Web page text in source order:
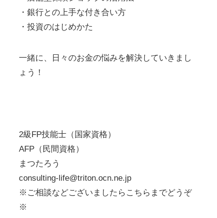
・銀行との上手な付き合い方
・投資のはじめかた
一緒に、日々のお金の悩みを解決していきまし
ょう！
2級FP技能士（国家資格）
AFP（民間資格）
まつたろう
consulting-life@triton.ocn.ne.jp
※ご相談などございましたらこちらまでどうぞ
※